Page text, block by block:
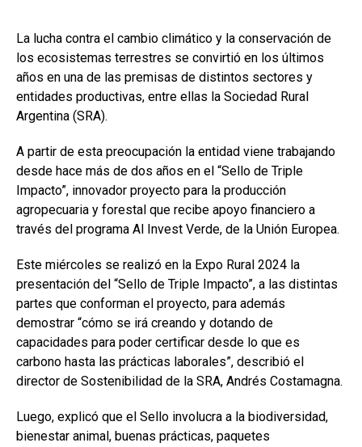
b
o
o
k
s
A
p
p
dI
n
p
ar
tir
La lucha contra el cambio climático y la conservación de
los ecosistemas terrestres se convirtió en los últimos
años en una de las premisas de distintos sectores y
entidades productivas, entre ellas la Sociedad Rural
Argentina (SRA).
A partir de esta preocupación la entidad viene trabajando
desde hace más de dos años en el “Sello de Triple
Impacto”, innovador proyecto para la producción
agropecuaria y forestal que recibe apoyo financiero a
través del programa Al Invest Verde, de la Unión Europea.
Este miércoles se realizó en la Expo Rural 2024 la
presentación del “Sello de Triple Impacto”, a las distintas
partes que conforman el proyecto, para además
demostrar “cómo se irá creando y dotando de
capacidades para poder certificar desde lo que es
carbono hasta las prácticas laborales”, describió el
director de Sostenibilidad de la SRA, Andrés Costamagna.
Luego, explicó que el Sello involucra a la biodiversidad,
bienestar animal, buenas prácticas, paquetes